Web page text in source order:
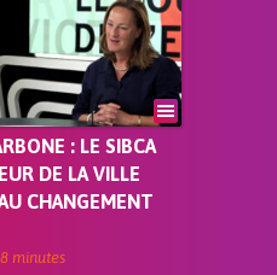
: LE SIBCA
DE LA VILLE
CHANGEMENT
8 minutes